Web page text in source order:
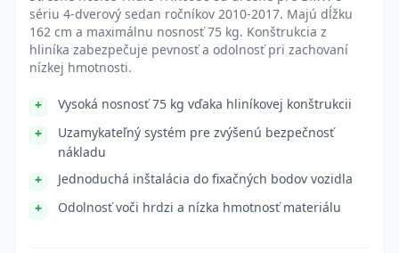
sériu 4-dverový sedan ročníkov 2010-2017. Majú dĺžku
162 cm a maximálnu nosnosť 75 kg. Konštrukcia z
hliníka zabezpečuje pevnosť a odolnosť pri zachovaní
nízkej hmotnosti.
Vysoká nosnosť 75 kg vďaka hliníkovej konštrukcii
Uzamykateľný systém pre zvýšenú bezpečnosť
nákladu
Jednoduchá inštalácia do fixačných bodov vozidla
Odolnosť voči hrdzi a nízka hmotnosť materiálu